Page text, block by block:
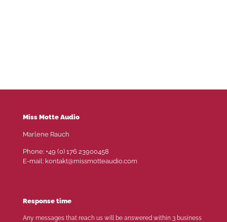
Miss Motte Audio
Marlene Rauch
Phone: +49 (0) 176 23900458
E-mail: kontakt@missmotteaudio.com
Response time
Any messages that reach us will be answered within 3 business